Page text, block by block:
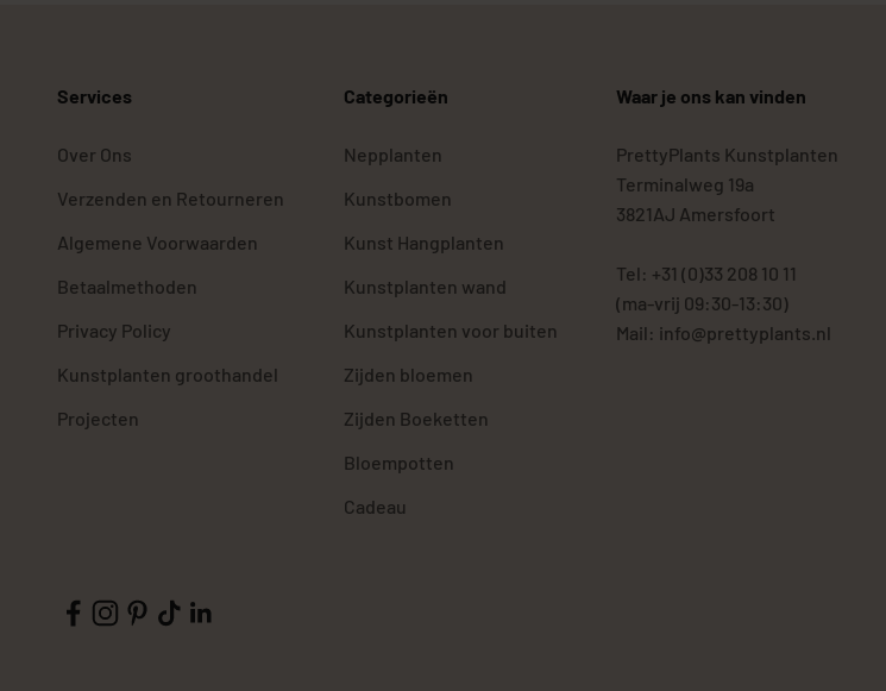
Services
Over Ons
Verzenden en Retourneren
Algemene Voorwaarden
Betaalmethoden
Privacy Policy
Kunstplanten groothandel
Projecten
Categorieën
Nepplanten
Kunstbomen
Kunst Hangplanten
Kunstplanten wand
Kunstplanten voor buiten
Zijden bloemen
Zijden Boeketten
Bloempotten
Cadeau
Waar je ons kan vinden
PrettyPlants Kunstplanten
Terminalweg 19a
3821AJ Amersfoort
Tel: +31 (0)33 208 10 11
(ma-vrij 09:30-13:30)
Mail: info@prettyplants.nl